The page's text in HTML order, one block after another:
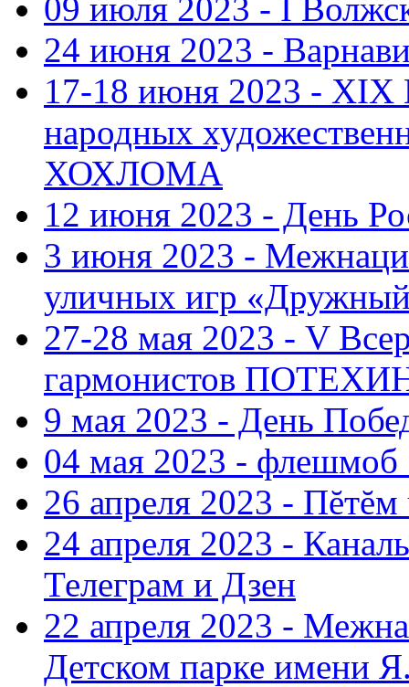
09 июля 2023 - I
24 июня 2023 -
17-18 июня 2023 - XIX
народных
ХОХЛОМА
12 июня 2023 - День
3 июня 2023 -
уличных игр
27-28 мая 2023 - V
гармонистов
9 мая 2023 - День
04 мая 2023 - флешмоб
26 апреля 2023 -
24 апреля 2023 -
Телеграм и Дзен
22 апреля 2023 -
Детском парке имени